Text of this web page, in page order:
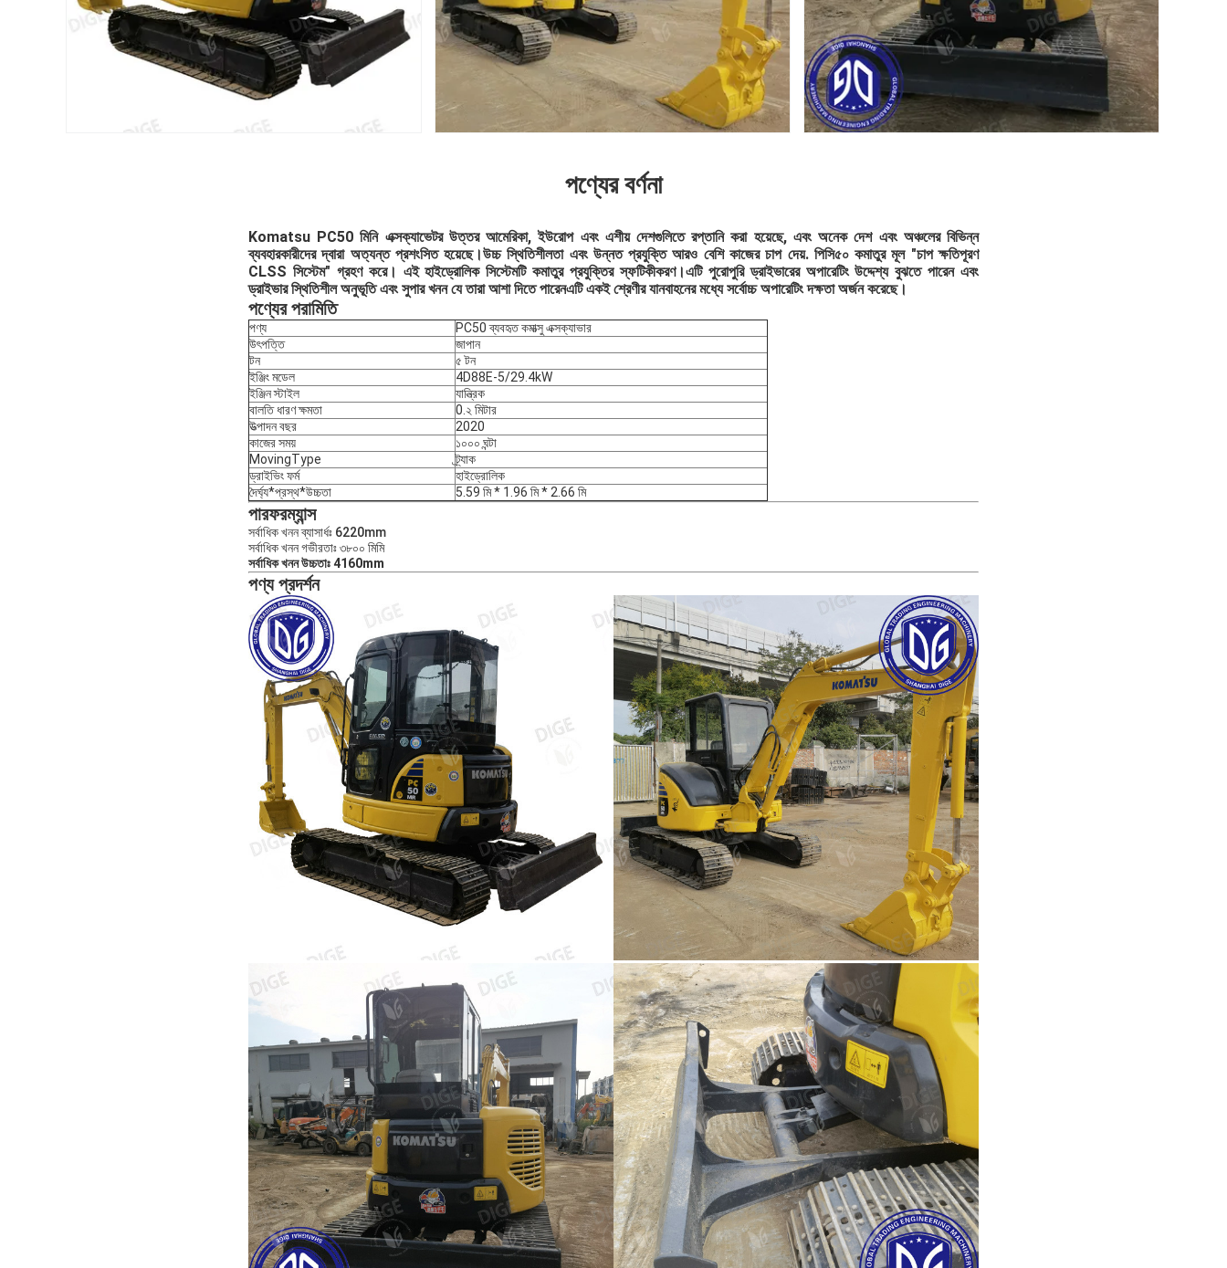
পণ্যের বর্ণনা
Komatsu PC50 মিনি এক্সক্যাভেটর উত্তর আমেরিকা, ইউরোপ এবং এশীয় দেশগুলিতে রপ্তানি করা হয়েছে, এবং অনেক দেশ এবং অঞ্চলের বিভিন্ন
ব্যবহারকারীদের দ্বারা অত্যন্ত প্রশংসিত হয়েছে।উচ্চ স্থিতিশীলতা এবং উন্নত প্রযুক্তি আরও বেশি কাজের চাপ দেয়. পিসি৫০ কমাতুর মূল "চাপ ক্ষতিপূরণ
CLSS সিস্টেম" গ্রহণ করে। এই হাইড্রোলিক সিস্টেমটি কমাতুর প্রযুক্তির স্ফটিকীকরণ।এটি পুরোপুরি ড্রাইভারের অপারেটিং উদ্দেশ্য বুঝতে পারেন এবং
ড্রাইভার স্থিতিশীল অনুভূতি এবং সুপার খনন যে তারা আশা দিতে পারেনএটি একই শ্রেণীর যানবাহনের মধ্যে সর্বোচ্চ অপারেটিং দক্ষতা অর্জন করেছে।
পণ্যের পরামিতি
পণ্য
PC50 ব্যবহৃত কমাত্সু এক্সক্যাভার
উৎপত্তি
জাপান
টন
৫ টন
ইঞ্জিং মডেল
4D88E-5/29.4kW
ইঞ্জিন স্টাইল
যান্ত্রিক
বালতি ধারণ ক্ষমতা
0.২ মিটার
উত্পাদন বছর
2020
কাজের সময়
১০০০ ঘন্টা
MovingType
ট্র্যাক
ড্রাইভিং ফর্ম
হাইড্রোলিক
দৈর্ঘ্য*প্রস্থ*উচ্চতা
5.59 মি * 1.96 মি * 2.66 মি
পারফরম্যান্স
সর্বাধিক খনন ব্যাসার্ধঃ 6220mm
সর্বাধিক খনন গভীরতাঃ ৩৮০০ মিমি
সর্বাধিক খনন উচ্চতাঃ 4160mm
পণ্য প্রদর্শন